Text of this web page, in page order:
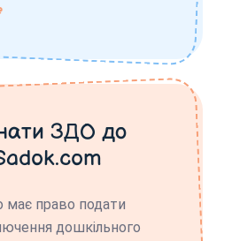
ЗДО до
має право подати
дошкільного